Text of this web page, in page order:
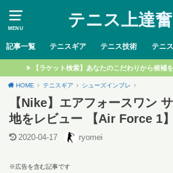
MENU テニス上達
記事一覧 テニスギア テニス技術 テニ
【ラケット検索】あなたのこだわりから候補
HOME テニスギア シューズインプレ
【Nike】エアフォースワン
地をレビュー 【Air Force 1】
2020-04-17 ryomei
※広告を含む記事です